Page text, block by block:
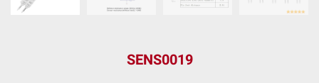
SENS0019